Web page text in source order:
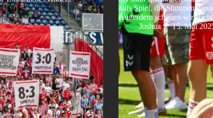
aufs Spiel, die Stimmen
Außerdem schauen wir
Joshua
15. Mai